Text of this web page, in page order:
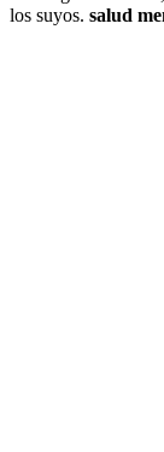
los suyos. salud